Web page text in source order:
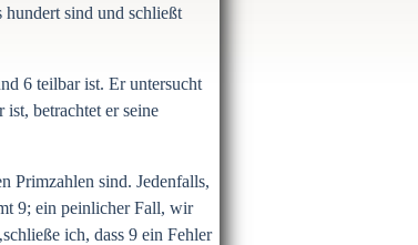
sind und schließt
6 teilbar ist. Er untersucht
betrachtet er seine
Primzahlen sind. Jedenfalls,
9; ein peinlicher Fall, wir
ich, dass 9 ein Fehler